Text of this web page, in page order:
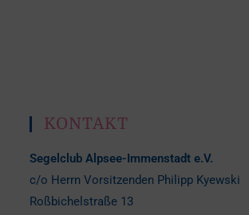
KONTAKT
Segelclub Alpsee-Immenstadt e.V.
c/o Herrn Vorsitzenden Philipp Kyewski
Roßbichelstraße 13